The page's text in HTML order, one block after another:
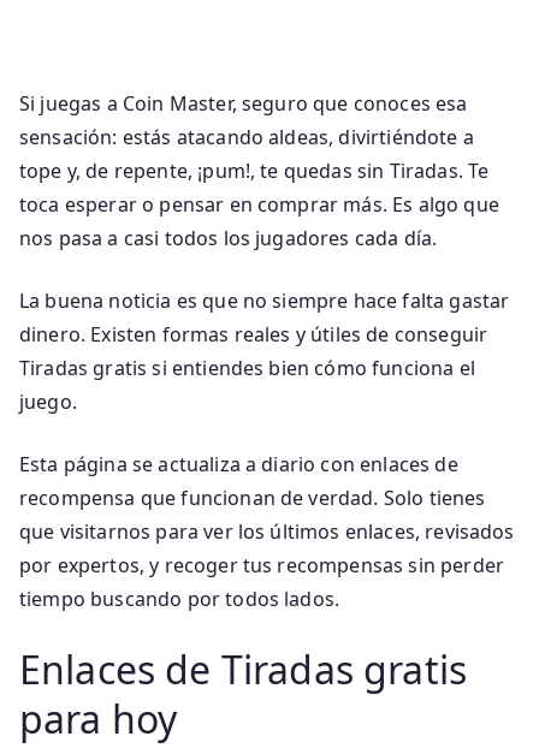
Si juegas a Coin Master, seguro que conoces esa
sensación: estás atacando aldeas, divirtiéndote a
tope y, de repente, ¡pum!, te quedas sin Tiradas. Te
toca esperar o pensar en comprar más. Es algo que
nos pasa a casi todos los jugadores cada día.
La buena noticia es que no siempre hace falta gastar
dinero. Existen formas reales y útiles de conseguir
Tiradas gratis si entiendes bien cómo funciona el
juego.
Esta página se actualiza a diario con enlaces de
recompensa que funcionan de verdad. Solo tienes
que visitarnos para ver los últimos enlaces, revisados
por expertos, y recoger tus recompensas sin perder
tiempo buscando por todos lados.
Enlaces de Tiradas gratis
para hoy